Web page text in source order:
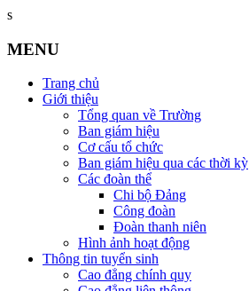
s
MENU
Trang chủ
Giới thiệu
Tổng quan về Trường
Ban giám hiệu
Cơ cấu tổ chức
Ban giám hiệu qua các thời kỳ
Các đoàn thể
Chi bộ Đảng
Công đoàn
Đoàn thanh niên
Hình ảnh hoạt động
Thông tin tuyển sinh
Cao đẳng chính quy